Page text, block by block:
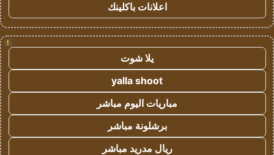
اعلانات باكلينك
!
يلا شوت
yalla shoot
مباريات اليوم مباشر
برشلونة مباشر
ريال مدريد مباشر